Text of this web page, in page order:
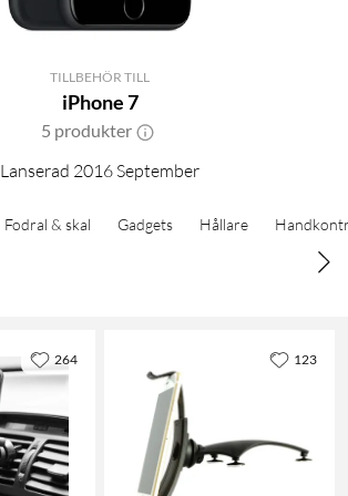
TILLBEHÖR TILL
iPhone 7
5 produkter
Lanserad 2016 September
Fodral & skal Gadgets Hållare
264 123